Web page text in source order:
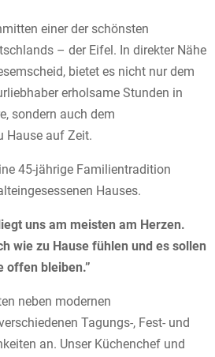
einer der schönsten
– der Eifel. In direkter Nähe
bietet es nicht nur dem
erholsame Stunden in
sondern auch dem
Hause auf Zeit.
45-jährige Familientradition
Hauses.
uns am meisten am Herzen.
wie zu Hause fühlen und es sollen
offen bleiben.”
neben modernen
Tagungs-, Fest- und
an. Unser Küchenchef und